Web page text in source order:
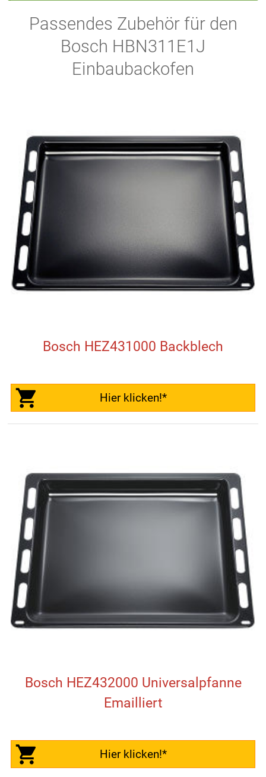
Passendes Zubehör für den
Bosch HBN311E1J
Einbaubackofen
Bosch HEZ431000 Backblech
Hier klicken!*
Bosch HEZ432000 Universalpfanne
Emailliert
Hier klicken!*